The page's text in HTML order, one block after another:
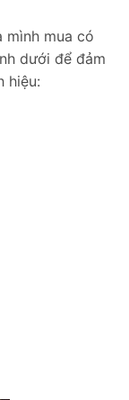
mình mua có
dưới để đảm
hiệu: